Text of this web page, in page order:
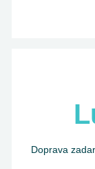
Doprava